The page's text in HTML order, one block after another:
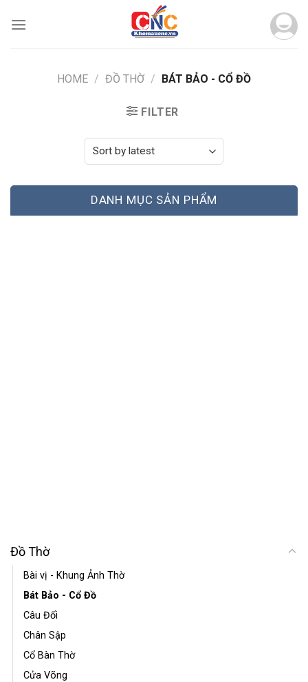
HOME / ĐỒ THỜ / BÁT BẢO - CỔ ĐỒ
FILTER
DANH MỤC SẢN PHẨM
Đồ Thờ
Bài vị - Khung Ảnh Thờ
Bát Bảo - Cổ Đồ
Câu Đối
Chân Sập
Cổ Bàn Thờ
Cửa Võng